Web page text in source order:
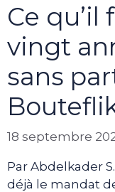
Ce
vingt
sans
18 septembre
Par Abdelkader
déjà le mandat